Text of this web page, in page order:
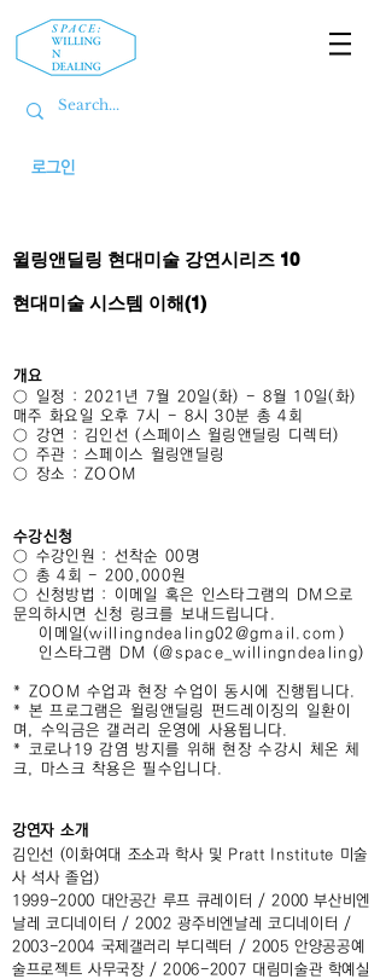
로그인
윌링앤딜링 현대미술 강연시리즈 10
​현대미술 시스템 이해(1)
개요
○ 일정 : 2021년 7월 20일(화) - 8월 10일(화)
매주 화요일 오후 7시 - 8시 30분 총 4회
○ 강연 : 김인선 (스페이스 윌링앤딜링 디렉터)
○ 주관 : 스페이스 윌링앤딜링
○ 장소 : ZOOM
수강신청
○ 수강인원 : 선착순 00명
○ 총 4회 - 200,000원
○ 신청방법 : 이메일 혹은 인스타그램의 DM으로
문의하시면 신청 링크를 보내드립니다.
이메일(willingndealing02@gmail.com)
인스타그램 DM (@space_willingndealing)
* ZOOM 수업과 현장 수업이 동시에 진행됩니다.
* 본 프로그램은 윌링앤딜링 펀드레이징의 일환이
며, 수익금은 갤러리 운영에 사용됩니다.
* 코로나19 감염 방지를 위해 현장 수강시 체온 체
크, 마스크 착용은 필수입니다.
강연자 소개
김인선 (이화여대 조소과 학사 및 Pratt Institute 미술
사 석사 졸업)
1999-2000 대안공간 루프 큐레이터 / 2000 부산비엔
날레 코디네이터 / 2002 광주비엔날레 코디네이터 /
2003-2004 국제갤러리 부디렉터 / 2005 안양공공예
술프로젝트 사무국장 / 2006-2007 대림미술관 학예실